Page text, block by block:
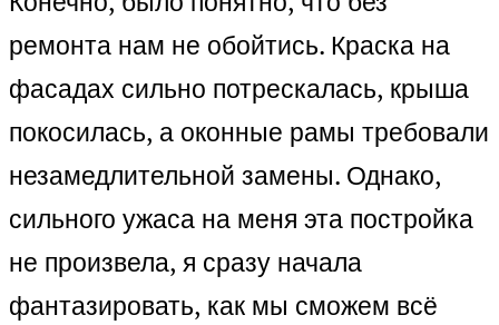
ремонта нам не обойтись. Краска на
фасадах сильно потрескалась, крыша
покосилась, а оконные рамы требовали
незамедлительной замены. Однако,
сильного ужаса на меня эта постройка
не произвела, я сразу начала
фантазировать, как мы сможем всё